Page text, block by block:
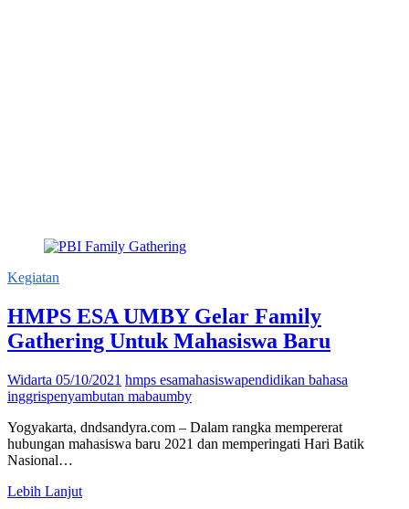
Kegiatan
HMPS ESA UMBY Gelar Family
Gathering Untuk Mahasiswa Baru
Widarta 05/10/2021 hmps esamahasiswapendidikan bahasa
inggrispenyambutan mabaumby
Yogyakarta, dndsandyra.com – Dalam rangka mempererat
hubungan mahasiswa baru 2021 dan memperingati Hari Batik
Nasional…
Lebih LanjutHMPS